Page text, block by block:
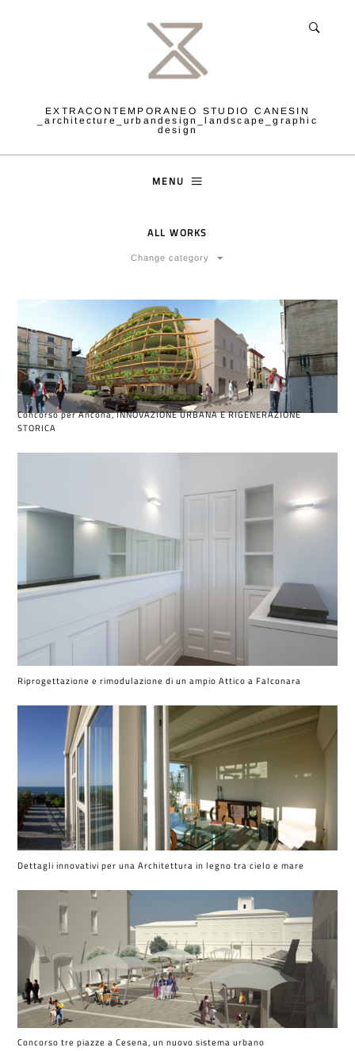
EXTRACONTEMPORANEO STUDIO CANESIN
_architecture_urbandesign_landscape_graphic
design
MENU
ALL WORKS
Change category
Concorso per Ancona, INNOVAZIONE URBANA E RIGENERAZIONE
STORICA
Riprogettazione e rimodulazione di un ampio Attico a Falconara
Dettagli innovativi per una Architettura in legno tra cielo e mare
Concorso tre piazze a Cesena, un nuovo sistema urbano